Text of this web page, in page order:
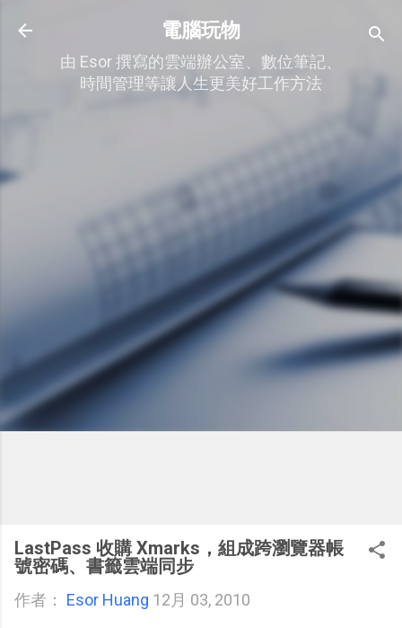
跳到主要內容
電腦玩物
由 Esor 撰寫的雲端辦公室、數位筆記、
時間管理等讓人生更美好工作方法
LastPass 收購 Xmarks，組成跨瀏覽器帳
號密碼、書籤雲端同步
作者： Esor Huang 12月 03, 2010